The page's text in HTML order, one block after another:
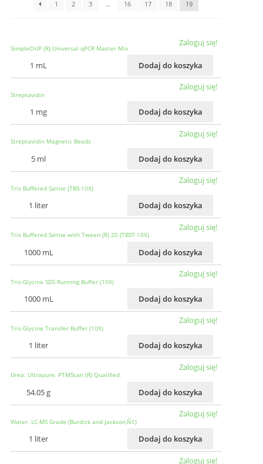
1 2 3 … 16 17 18 19
SimpleChIP (R) Universal qPCR Master Mix
1 mL
Zaloguj się!
Dodaj do koszyka
Streptavidin
1 mg
Zaloguj się!
Dodaj do koszyka
Streptavidin Magnetic Beads
5 ml
Zaloguj się!
Dodaj do koszyka
Tris Buffered Saline (TBS-10X)
1 liter
Zaloguj się!
Dodaj do koszyka
Tris Buffered Saline with Tween (R) 20 (TBST-10X)
1000 mL
Zaloguj się!
Dodaj do koszyka
Tris-Glycine SDS Running Buffer (10X)
1000 mL
Zaloguj się!
Dodaj do koszyka
Tris-Glycine Transfer Buffer (10X)
1 liter
Zaloguj się!
Dodaj do koszyka
Urea. Ultrapure. PTMScan (R) Qualified
54.05 g
Zaloguj się!
Dodaj do koszyka
Water. LC-MS Grade (Burdick and Jackson‚Ñ¢)
1 liter
Zaloguj się!
Dodaj do koszyka
Zaloguj się!